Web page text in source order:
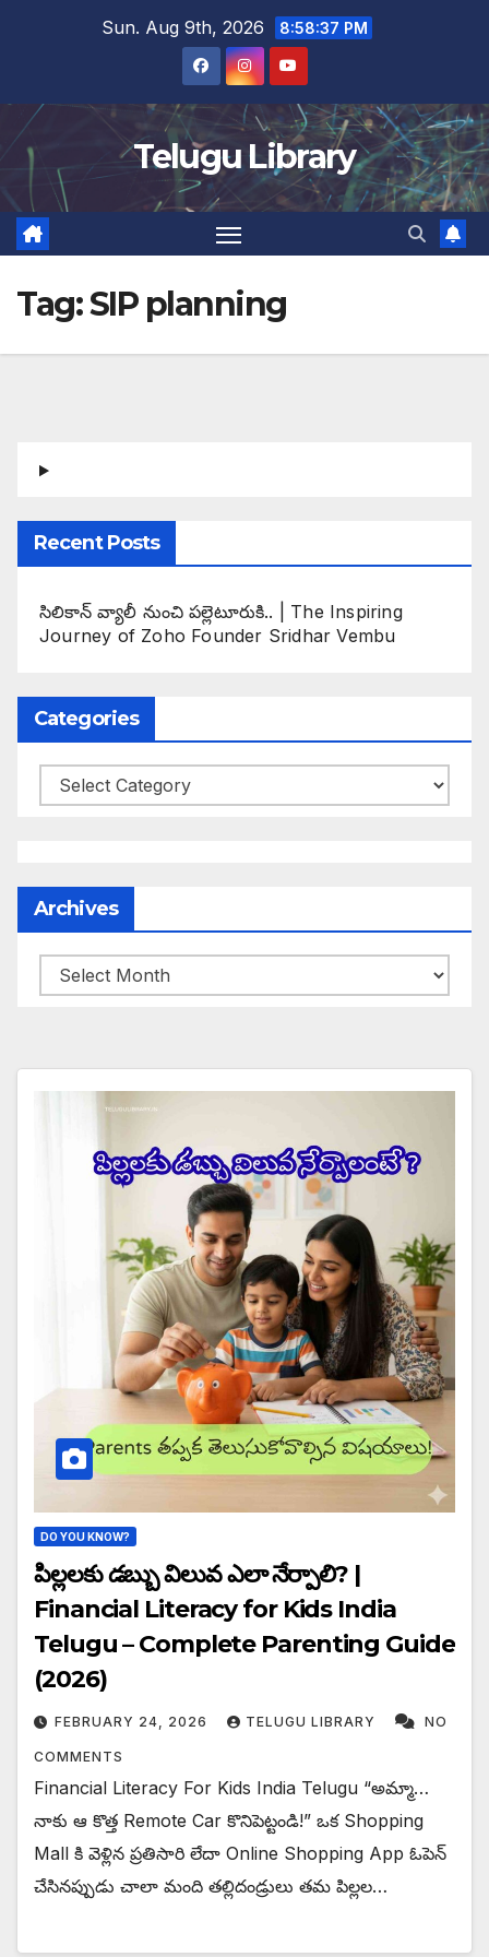
Sun. Aug 9th, 2026 8:58:37 PM
Telugu Library
Tag:SIP planning
Recent Posts
సిలికాన్ వ్యాలీ నుంచి పల్లెటూరుకి.. | The Inspiring
Journey of Zoho Founder Sridhar Vembu
Categories
Categories
Archives
Archives
DO YOU KNOW?
పిల్లలకు డబ్బు విలువ ఎలా నేర్పాలి? |
Financial Literacy for Kids India
Telugu – Complete Parenting Guide
(2026)
FEBRUARY 24, 2026 TELUGU LIBRARY NO
COMMENTS
Financial Literacy For Kids India Telugu “అమ్మా…
నాకు ఆ కొత్త Remote Car కొనిపెట్టండి!” ఒక Shopping
Mall కి వెళ్లిన ప్రతిసారి లేదా Online Shopping App ఓపెన్
చేసినప్పుడు చాలా మంది తల్లిదండ్రులు తమ పిల్లల…